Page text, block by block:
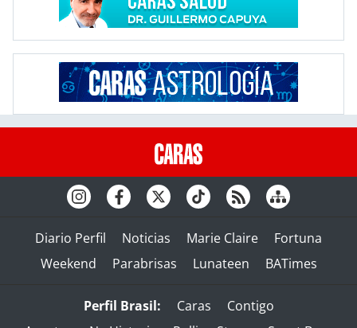
Diario Perfil Noticias Marie Claire
Fortuna
Weekend
Parabrisas Lunateen BATimes
Perfil Brasil: Caras
Contigo